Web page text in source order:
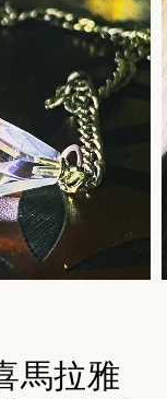
馬拉雅